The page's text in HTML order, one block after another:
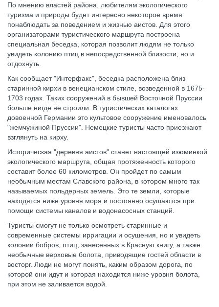
По мнению властей района, любителям экологического
туризма и природы будет интересно некоторое время
понаблюдать за поведением и жизнью аистов. Для этого
организаторами туристического маршрута построена
специальная беседка, которая позволит людям не только
увидеть колонию птиц в непосредственной близости, но и
отдохнуть.
Как сообщает "Интерфакс", беседка расположена близ
старинной кирхи в венецианском стиле, возведенной в 1675-
1703 годах. Таких сооружений в бывшей Восточной Пруссии
больше нигде не строили. В туристических каталогах
довоенной Германии это культовое сооружение именовалось
"жемчужиной Пруссии". Немецкие туристы часто приезжают
взглянуть на кирху.
Историческая "деревня аистов" станет настоящей изюминкой
экологического маршрута, общая протяженность которого
составит более 60 километров. Он пройдет по самым
необычным местам Славского района, в котором много так
называемых польдерных земель. Это те земли, которые
находятся ниже уровня моря и постоянно осушаются при
помощи системы каналов и водонасосных станций.
Туристы смогут не только осмотреть старинные и
современные системы ирригации и осушения, но и увидеть
колонии бобров, птиц, занесенных в Красную книгу, а также
необычные верховые болота, приводящие гостей области в
восторг. Люди не могут понять, каким образом дорога, по
которой они идут и которая находится ниже уровня болота,
при этом не заливается водой.